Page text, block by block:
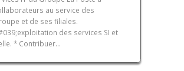
au service des
et de ses filiales.
des services SI et
* Contribuer...